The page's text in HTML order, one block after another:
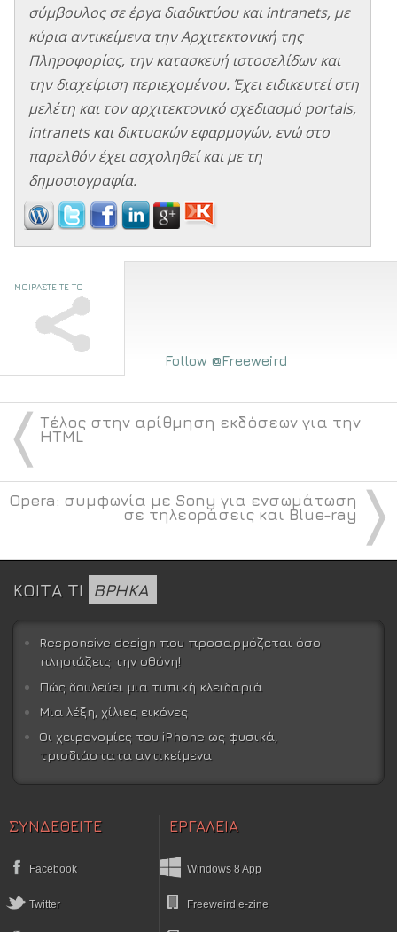
σύμβουλος σε έργα διαδικτύου και intranets, με
κύρια αντικείμενα την Αρχιτεκτονική της
Πληροφορίας, την κατασκευή ιστοσελίδων και
την διαχείριση περιεχομένου. Έχει ειδικευτεί στη
μελέτη και τον αρχιτεκτονικό σχεδιασμό portals,
intranets και δικτυακών εφαρμογών, ενώ στο
παρελθόν έχει ασχοληθεί και με τη
δημοσιογραφία.
ΜΟΙΡΑΣΤΕΙΤΕ ΤΟ
Follow @Freeweird
〈 Τέλος στην αρίθμηση εκδόσεων για την
HTML
〉
Opera: συμφωνία με Sony για ενσωμάτωση
σε τηλεοράσεις και Blue-ray
ΚΟΙΤΑ ΤΙ ΒΡΗΚΑ
Responsive design που προσαρμόζεται όσο
πλησιάζεις την οθόνη!
Πώς δουλεύει μια τυπική κλειδαριά
Μια λέξη, χίλιες εικόνες
Οι χειρονομίες του iPhone ως φυσικά,
τρισδιάστατα αντικείμενα
ΣΥΝΔΕΘΕΙΤΕ
Facebook
Twitter
ΕΡΓΑΛΕΙΑ
Windows 8 App
Freeweird e-zine